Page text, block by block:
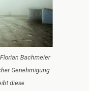
Bachmeier
Genehmigung
diese